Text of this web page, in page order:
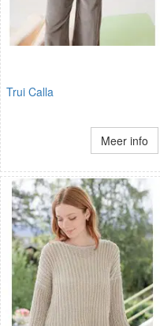
Trui Calla
Meer info